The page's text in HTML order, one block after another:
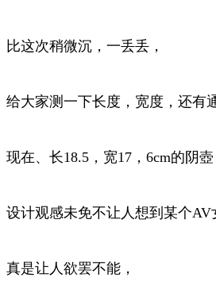
比这次稍微沉，一丢丢，
给大家测一下长度，宽度，还有
现在、长18.5，宽17，6cm的阴壺
设计观感未免不让人想到某个AV
真是让人欲罢不能，